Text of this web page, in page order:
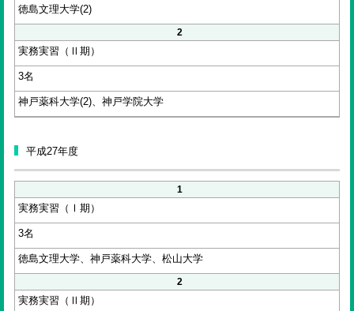
徳島文理大学(2)
2
実務実習（Ⅱ期）
3名
神戸薬科大学(2)、神戸学院大学
平成27年度
1
実務実習（Ⅰ期）
3名
徳島文理大学、神戸薬科大学、松山大学
2
実務実習（Ⅱ期）